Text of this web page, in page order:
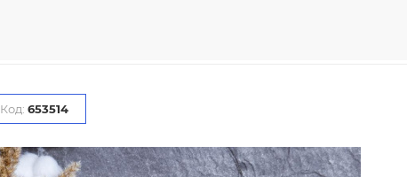
Код: 653514